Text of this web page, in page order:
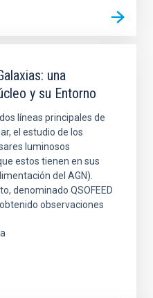
una
y su Entorno
líneas principales de
el estudio de los
luminosos
estos tienen en sus
del AGN).
denominado QSOFEED
observaciones